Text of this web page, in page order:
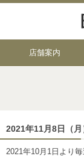
店舗案内
2021年11月8日（
2021年10月1日より